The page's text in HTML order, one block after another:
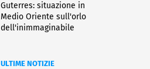
Guterres: situazione in
Medio Oriente sull'orlo
dell'inimmaginabile
ULTIME NOTIZIE